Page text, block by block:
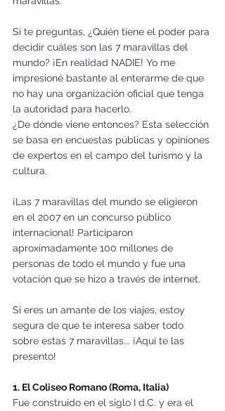
Si te preguntas, ¿Quién tiene el poder para
decidir cuáles son las 7 maravillas del
mundo? ¡En realidad NADIE! Yo me
impresioné bastante al enterarme de que
no hay una organización oficial que tenga
la autoridad para hacerlo.
¿De dónde viene entonces? Esta selección
se basa en encuestas públicas y opiniones
de expertos en el campo del turismo y la
cultura.
¡Las 7 maravillas del mundo se eligieron
en el 2007 en un concurso público
internacional! Participaron
aproximadamente 100 millones de
personas de todo el mundo y fue una
votación que se hizo a través de internet.
Si eres un amante de los viajes, estoy
segura de que te interesa saber todo
sobre estas 7 maravillas... ¡Aquí te las
presento!
1. El Coliseo Romano (Roma, Italia)
Fue construido en el siglo I d.C. y era el